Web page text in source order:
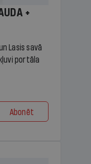
+
Lasis savā
portāla
Abonēt